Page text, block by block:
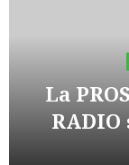
La
RADIO